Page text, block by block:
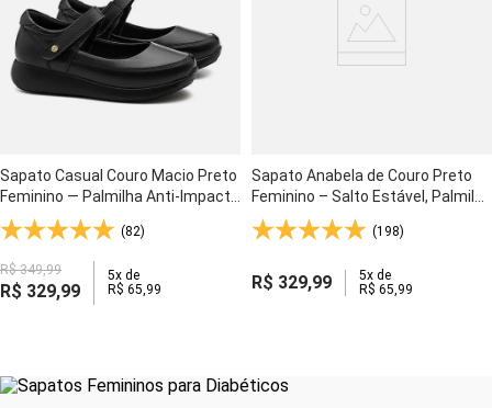
Sapato Casual Couro Macio Preto
Feminino — Palmilha Anti-Impacto
e Solado Gel Flexível - 1407
(82)
R$ 349,99
R$ 329,99
5x de
R$ 65,99
Sapato Anabela de Couro Preto
Feminino – Salto Estável, Palmilha
Anatômica e Solado Gel - 192
(198)
R$ 329,99 5x de
R$ 65,99